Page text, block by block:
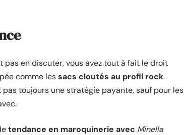
pas en discuter, vous avez tout à fait le droit
comme lessacs cloutés au profil rock.
pas toujours une stratégie payante, sauf pour les
tendance en maroquinerie avec Minella